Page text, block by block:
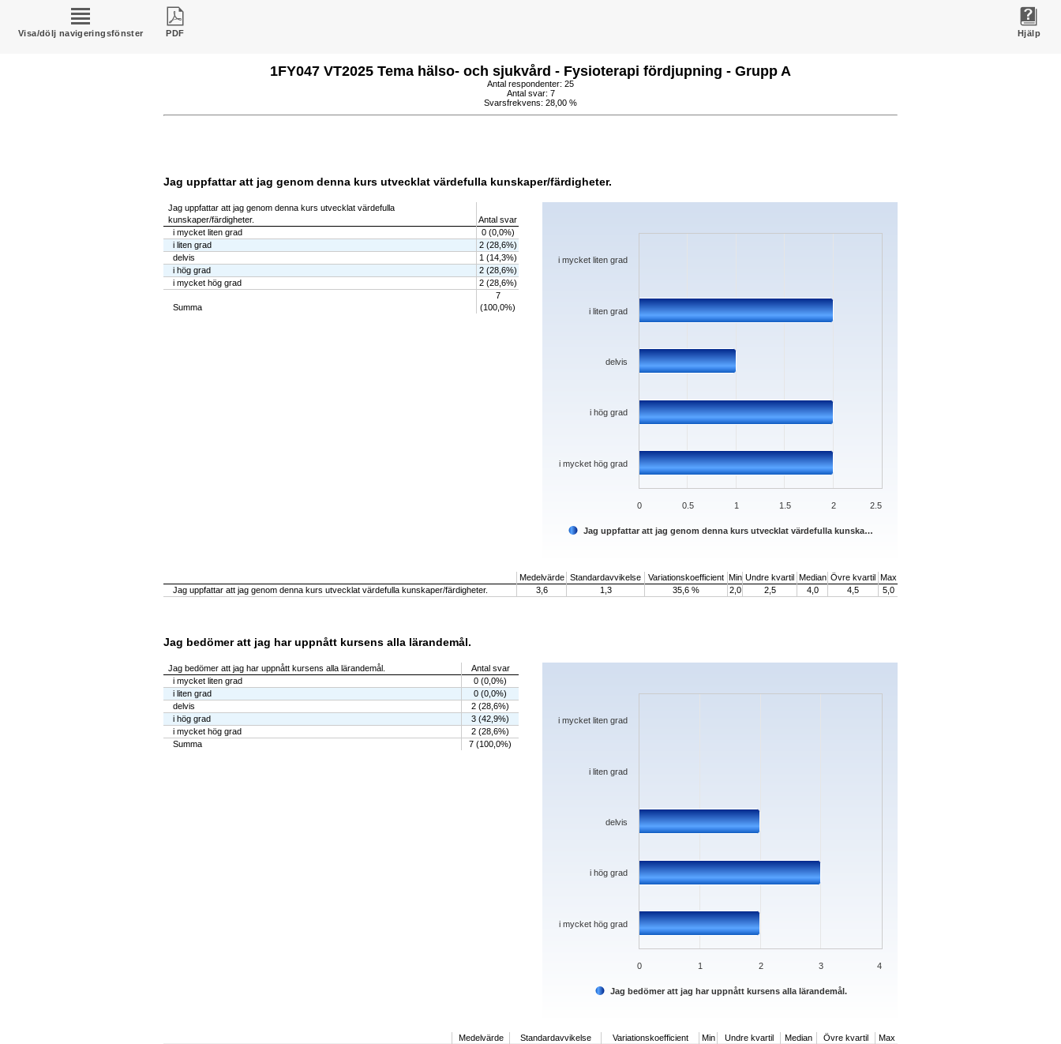
Visa/dölj navigeringsfönster PDF Hjälp
1FY047 VT2025 Tema hälso- och sjukvård - Fysioterapi fördjupning - Grupp A
Antal respondenter: 25
Antal svar: 7
Svarsfrekvens: 28,00 %
Jag uppfattar att jag genom denna kurs utvecklat värdefulla kunskaper/färdigheter.
Jag uppfattar att jag genom denna kurs utvecklat värdefulla
kunskaper/färdigheter.
Antal svar
i mycket liten grad
0 (0,0%)
i liten grad
2 (28,6%)
delvis
1 (14,3%)
i hög grad
2 (28,6%)
i mycket hög grad
2 (28,6%)
Summa
7
(100,0%)
Chart
The chart has 1 X axis displaying categories.
Jag uppfattar att jag genom denna kurs utvecklat värdefulla kunska…
i mycket hög grad
i hög grad
delvis
i liten grad
i mycket liten grad
0 0.5 1 1.5 2 2.5
Medelvärde
Standardavvikelse Variationskoefficient Min Undre kvartil Median Övre kvartil Max
Jag uppfattar att jag genom denna kurs utvecklat värdefulla kunskaper/färdigheter.
3,6 1,3 35,6 % 2,0 2,5 4,0 4,5 5,0
Jag bedömer att jag har uppnått kursens alla lärandemål.
Jag bedömer att jag har uppnått kursens alla lärandemål.
Antal svar
i mycket liten grad
0 (0,0%)
i liten grad
0 (0,0%)
delvis
2 (28,6%)
i hög grad
3 (42,9%)
i mycket hög grad
2 (28,6%)
Summa
7 (100,0%)
Chart
The chart has 1 X axis displaying categories.
Jag bedömer att jag har uppnått kursens alla lärandemål.
i mycket hög grad
i hög grad
delvis
i liten grad
i mycket liten grad
0 1 2 3 4
Medelvärde
Standardavvikelse Variationskoefficient Min Undre kvartil Median Övre kvartil
Max